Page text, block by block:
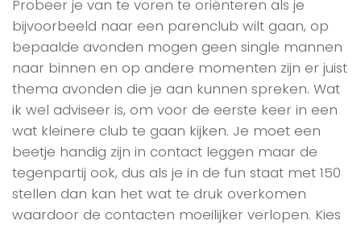
Probeer je van te voren te oriënteren als je
bijvoorbeeld naar een parenclub wilt gaan, op
bepaalde avonden mogen geen single mannen
naar binnen en op andere momenten zijn er juist
thema avonden die je aan kunnen spreken. Wat
ik wel adviseer is, om voor de eerste keer in een
wat kleinere club te gaan kijken. Je moet een
beetje handig zijn in contact leggen maar de
tegenpartij ook, dus als je in de fun staat met 150
stellen dan kan het wat te druk overkomen
waardoor de contacten moeilijker verlopen. Kies